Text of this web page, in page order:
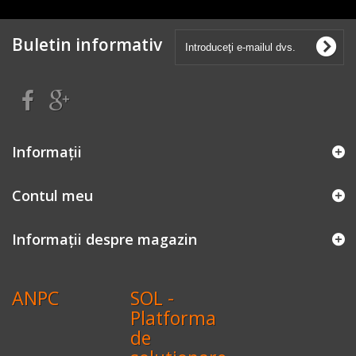
Buletin informativ
Informaţii
Contul meu
Informații despre magazin
ANPC SOL -
Platforma
de